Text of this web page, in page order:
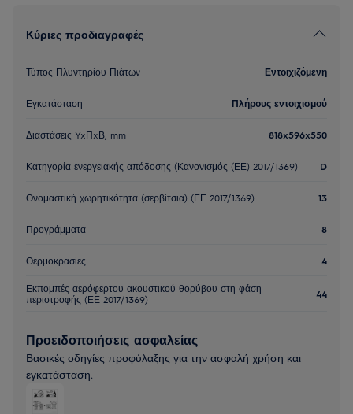
Κύριες προδιαγραφές
Τύπος Πλυντηρίου Πιάτων Εντοιχιζόμενη
Εγκατάσταση Πλήρους εντοιχισμού
Διαστάσεις YxΠxΒ, mm 818x596x550
Κατηγορία ενεργειακής απόδοσης (Κανονισμός (ΕΕ) 2017/1369) D
Ονομαστική χωρητικότητα (σερβίτσια) (ΕΕ 2017/1369) 13
Προγράμματα 8
Θερμοκρασίες 4
Εκπομπές αερόφερτου ακουστικού θορύβου στη φάση
περιστροφής (ΕΕ 2017/1369)
44
Προειδοποιήσεις ασφαλείας
Βασικές οδηγίες προφύλαξης για την ασφαλή χρήση και
εγκατάσταση.